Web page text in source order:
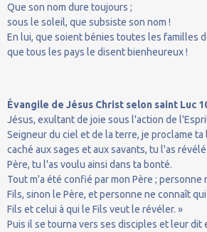
Que son nom dure toujours ;
sous le soleil, que subsiste son nom !
En lui, que soient bénies toutes les familles
que tous les pays le disent bienheureux !
Évangile de Jésus Christ selon saint Luc
Jésus, exultant de joie sous l'action de
Seigneur du ciel et de la terre, je proclame ta
caché aux sages et aux savants, tu l'as
Père, tu l'as voulu ainsi dans ta bonté.
Tout m'a été confié par mon Père ; personne
Fils, sinon le Père, et personne ne connaît
Fils et celui à qui le Fils veut le révéler. »
Puis il se tourna vers ses disciples et leur dit